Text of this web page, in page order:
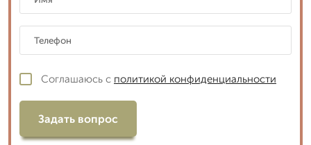
Соглашаюсь с политикой конфиденциальности
Задать вопрос